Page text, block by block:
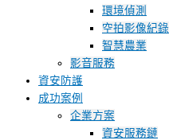
環境偵測
空拍影像紀錄
智慧農業
影音服務
資安防護
成功案例
企業方案
資安服務鏈